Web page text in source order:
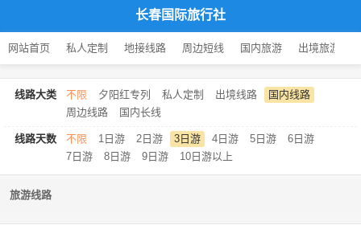
长春国际旅行社
网站首页 私人定制 地接线路 周边短线 国内旅游 出境旅游
线路大类 不限 夕阳红专列 私人定制 出境线路
国内线路
周边线路
国内长线
线路天数 不限 1日游 2日游 3日游 4日游 5日游
6日游
7日游
8日游 9日游 10日游以上
旅游线路